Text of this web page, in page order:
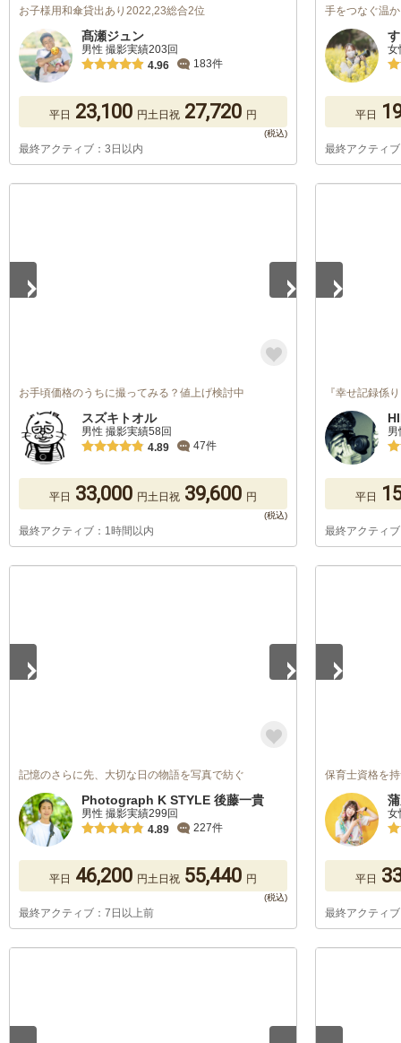
お子様用和傘貸出あり2022,23総合2位
髙瀬ジュン
男性 撮影実績203回
4.96
183件
平日 23,100 円土日祝 27,720 円
最終アクティブ：3日以内
手をつなぐ温
女
平日
最終アクティ
お手頃価格のうちに撮ってみる？値上げ検討中
スズキトオル
男性 撮影実績58回
4.89
47件
平日 33,000 円土日祝 39,600 円
最終アクティブ：1時間以内
『幸せ記録係
平日
最終アクティ
記憶のさらに先、大切な日の物語を写真で紡ぐ
Photograph K STYLE 後藤一貴
男性 撮影実績299回
4.89
227件
平日 46,200 円土日祝 55,440 円
最終アクティブ：7日以上前
保育士資格を
女
平日
最終アクティ